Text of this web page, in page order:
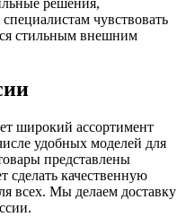
чувствовать
стильным внешним
широкий ассортимент
удобных моделей для
представлены
сделать качественную
всех. Мы делаем доставку